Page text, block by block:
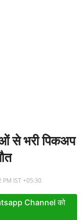
से भरी पिकअप
PM IST +05:30
Channel को